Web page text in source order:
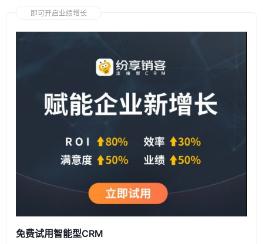
即可开启业绩增长
免费试用智能型CRM